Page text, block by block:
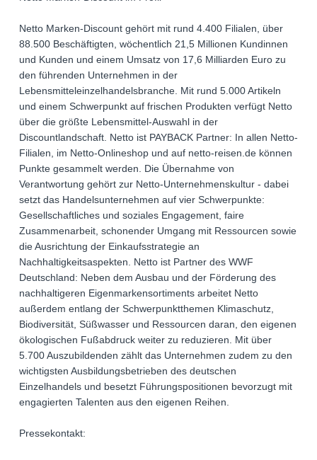
Netto Marken-Discount gehört mit rund 4.400 Filialen, über
88.500 Beschäftigten, wöchentlich 21,5 Millionen Kundinnen
und Kunden und einem Umsatz von 17,6 Milliarden Euro zu
den führenden Unternehmen in der
Lebensmitteleinzelhandelsbranche. Mit rund 5.000 Artikeln
und einem Schwerpunkt auf frischen Produkten verfügt Netto
über die größte Lebensmittel-Auswahl in der
Discountlandschaft. Netto ist PAYBACK Partner: In allen Netto-
Filialen, im Netto-Onlineshop und auf netto-reisen.de können
Punkte gesammelt werden. Die Übernahme von
Verantwortung gehört zur Netto-Unternehmenskultur - dabei
setzt das Handelsunternehmen auf vier Schwerpunkte:
Gesellschaftliches und soziales Engagement, faire
Zusammenarbeit, schonender Umgang mit Ressourcen sowie
die Ausrichtung der Einkaufsstrategie an
Nachhaltigkeitsaspekten. Netto ist Partner des WWF
Deutschland: Neben dem Ausbau und der Förderung des
nachhaltigeren Eigenmarkensortiments arbeitet Netto
außerdem entlang der Schwerpunktthemen Klimaschutz,
Biodiversität, Süßwasser und Ressourcen daran, den eigenen
ökologischen Fußabdruck weiter zu reduzieren. Mit über
5.700 Auszubildenden zählt das Unternehmen zudem zu den
wichtigsten Ausbildungsbetrieben des deutschen
Einzelhandels und besetzt Führungspositionen bevorzugt mit
engagierten Talenten aus den eigenen Reihen.
Pressekontakt: